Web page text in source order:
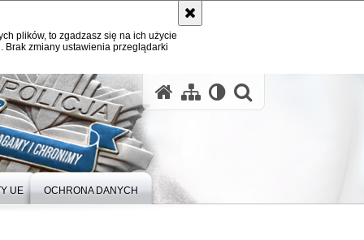
plików, to zgadzasz się na ich użycie
zmiany ustawienia przeglądarki
UE OCHRONA DANYCH